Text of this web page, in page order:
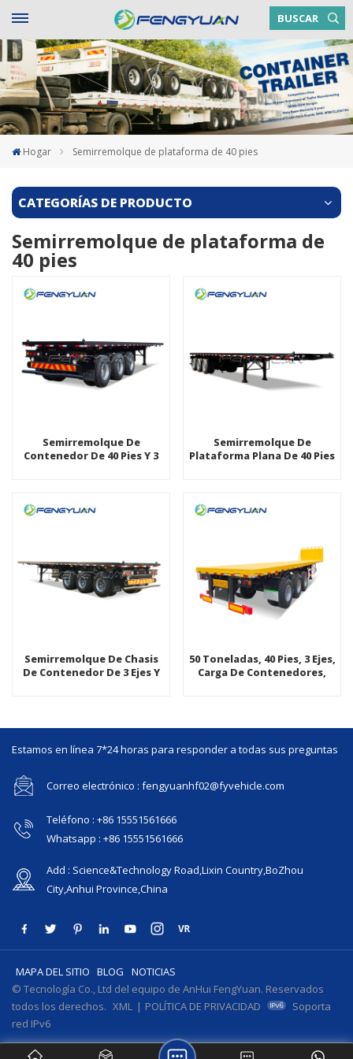
BUSCAR
Hogar Semirremolque de plataforma de 40 pies
CATEGORÍAS DE PRODUCTO
Semirremolque de plataforma de
40 pies
Semirremolque De
Contenedor De 40 Pies Y 3
Semirremolque De
Plataforma Plana De 40 Pies
Semirremolque De Chasis
De Contenedor De 3 Ejes Y
50 Toneladas, 40 Pies, 3 Ejes,
Carga De Contenedores,
Estamos en línea 7*24 horas para responder a todas sus preguntas
Correo electrónico : fengyuanhf02@fyvehicle.com
Teléfono : +86 15551561666
Whatsapp : +86 15551561666
Add : Science&Technology Road,Lixin Country,BoZhou
City,Anhui Province,China
MAPA DEL SITIO BLOG
NOTICIAS
© Tecnología Co., Ltd del equipo de AnHui FengYuan. Reservados
todos los derechos. XML | POLÍTICA DE PRIVACIDAD
Soporta
red IPv6